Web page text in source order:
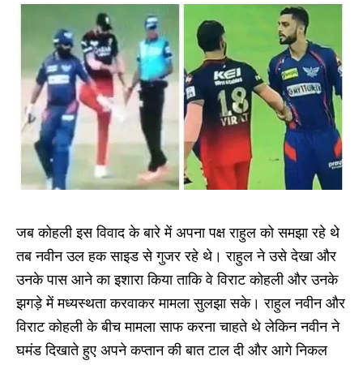
जब कोहली इस विवाद के बारे में अपना पक्ष राहुल को समझा रहे थे
तब नवीन उल हक साइड से गुजर रहे थे। राहुल ने उसे देखा और
उनके पास आने का इशारा किया ताकि वे विराट कोहली और उनके
झगड़े में मध्यस्थता करवाकर मामला सुलझा सके। राहुल नवीन और
विराट कोहली के बीच मामला साफ करना चाहते थे लेकिन नवीन ने
घमंड दिखाते हुए अपने कप्तान की बात टाल दी और आगे निकल